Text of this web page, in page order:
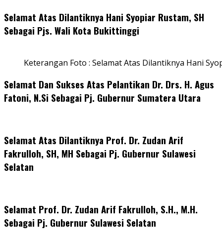
Selamat Atas Dilantiknya Hani Syopiar Rustam, SH
Sebagai Pjs. Wali Kota Bukittinggi
Keterangan Foto : Selamat Atas Dilantiknya Hani
Selamat Dan Sukses Atas Pelantikan Dr. Drs. H. Agus
Fatoni, N.Si Sebagai Pj. Gubernur Sumatera Utara
Selamat Atas Dilantiknya Prof. Dr. Zudan Arif
Fakrulloh, SH, MH Sebagai Pj. Gubernur Sulawesi
Selatan
Selamat Prof. Dr. Zudan Arif Fakrulloh, S.H., M.H.
Sebagai Pj. Gubernur Sulawesi Selatan